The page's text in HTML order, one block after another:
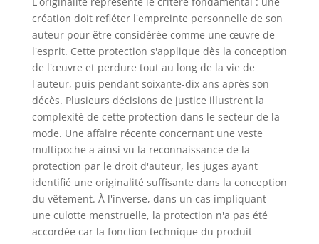
création doit refléter l'empreinte personnelle de son
auteur pour être considérée comme une œuvre de
l'esprit. Cette protection s'applique dès la conception
de l'œuvre et perdure tout au long de la vie de
l'auteur, puis pendant soixante-dix ans après son
décès. Plusieurs décisions de justice illustrent la
complexité de cette protection dans le secteur de la
mode. Une affaire récente concernant une veste
multipoche a ainsi vu la reconnaissance de la
protection par le droit d'auteur, les juges ayant
identifié une originalité suffisante dans la conception
du vêtement. À l'inverse, dans un cas impliquant
une culotte menstruelle, la protection n'a pas été
accordée car la fonction technique du produit